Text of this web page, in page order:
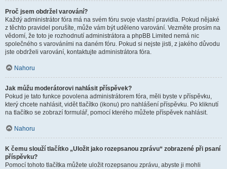
Proč jsem obdržel varování?
Každý administrátor fóra má na svém fóru svoje vlastní pravidla. Pokud nějaké
z těchto pravidel porušíte, může vám být uděleno varování. Vezměte prosím na
vědomí, že toto je rozhodnutí administrátora a phpBB Limited nemá nic
společného s varováními na daném fóru. Pokud si nejste jisti, z jakého důvodu
jste obdrželi varování, kontaktujte administrátora fóra.
Nahoru
Jak můžu moderátorovi nahlásit příspěvek?
Pokud je tato funkce povolena administrátorem fóra, měli byste v příspěvku,
který chcete nahlásit, vidět tlačítko (ikonu) pro nahlášení příspěvku. Po kliknutí
na tlačítko se zobrazí formulář, pomocí kterého můžete příspěvek nahlásit.
Nahoru
K čemu slouží tlačítko „Uložit jako rozepsanou zprávu“ zobrazené při psaní
příspěvku?
Pomocí tohoto tlačítka můžete uložit rozepsanou zprávu, abyste ji mohli